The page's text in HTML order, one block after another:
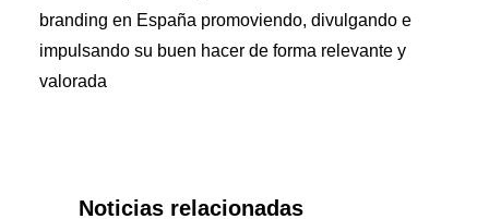
branding en España promoviendo, divulgando e
impulsando su buen hacer de forma relevante y
valorada
Noticias relacionadas